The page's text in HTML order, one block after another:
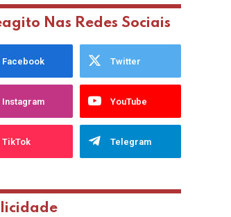
Nas Redes Sociais
Facebook Twitter
Instagram YouTube
TikTok Telegram